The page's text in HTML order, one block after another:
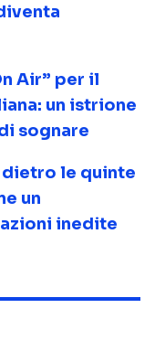
Air” per il
un istrione
sognare
dietro le quinte
un
inedite